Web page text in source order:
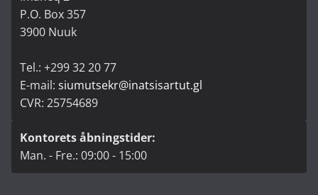
P.O. Box 357
3900 Nuuk
Tel.: +299 32 20 77
E-mail: siumutsekr@inatsisartut.gl
CVR: 25754689
Kontorets åbningstider:
Man. - Fre.: 09:00 - 15:00